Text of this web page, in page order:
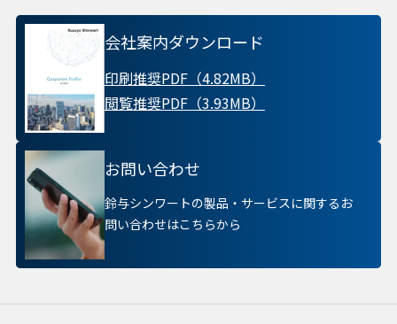
会社案内ダウンロード
印刷推奨PDF（4.82MB）
閲覧推奨PDF（3.93MB）
お問い合わせ
鈴与シンワートの製品・サービスに関するお
問い合わせはこちらから